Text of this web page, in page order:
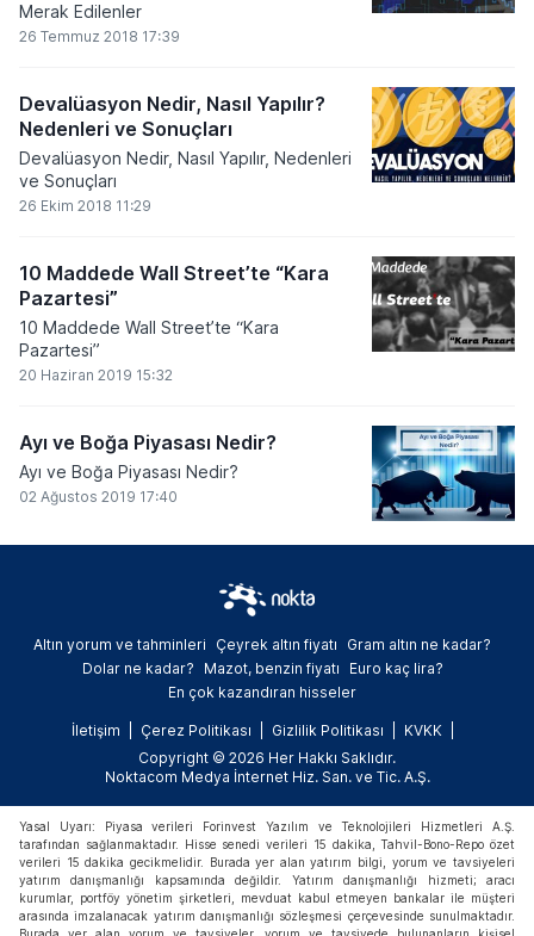
Merak Edilenler
26 Temmuz 2018 17:39
Devalüasyon Nedir, Nasıl Yapılır?
Nedenleri ve Sonuçları
Devalüasyon Nedir, Nasıl Yapılır, Nedenleri
ve Sonuçları
26 Ekim 2018 11:29
10 Maddede Wall Street’te “Kara
Pazartesi”
10 Maddede Wall Street’te “Kara
Pazartesi”
20 Haziran 2019 15:32
Ayı ve Boğa Piyasası Nedir?
Ayı ve Boğa Piyasası Nedir?
02 Ağustos 2019 17:40
Altın yorum ve tahminleri Çeyrek altın fiyatı
Gram altın ne kadar?
Dolar ne kadar?
Mazot, benzin fiyatı
Euro kaç lira?
En çok kazandıran hisseler
İletişim Çerez Politikası Gizlilik Politikası
KVKK
Copyright © 2026 Her Hakkı Saklıdır.
Noktacom Medya İnternet Hiz. San. ve Tic. A.Ş.
Yasal Uyarı: Piyasa verileri Forinvest Yazılım ve Teknolojileri Hizmetleri A.Ş.
tarafından sağlanmaktadır. Hisse senedi verileri 15 dakika, Tahvil-Bono-Repo özet
verileri 15 dakika gecikmelidir. Burada yer alan yatırım bilgi, yorum ve tavsiyeleri
yatırım danışmanlığı kapsamında değildir. Yatırım danışmanlığı hizmeti; aracı
kurumlar, portföy yönetim şirketleri, mevduat kabul etmeyen bankalar ile müşteri
arasında imzalanacak yatırım danışmanlığı sözleşmesi çerçevesinde sunulmaktadır.